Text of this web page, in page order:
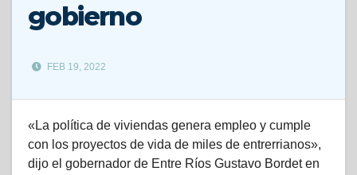
gobierno
FEB 19, 2022
«La política de viviendas genera empleo y cumple
con los proyectos de vida de miles de entrerrianos»,
dijo el gobernador de Entre Ríos Gustavo Bordet en